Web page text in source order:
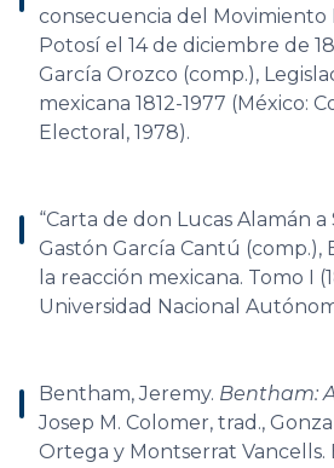
consecuencia del Movimiento
Potosí el 14 de diciembre de
García Orozco (comp.),
mexicana 1812-1977 (México:
Electoral, 1978).
“Carta de don Lucas Alamán a
Gastón García Cantú (comp.),
la reacción mexicana. Tomo I
Universidad Nacional
Bentham, Jeremy. Bentham:
Josep M. Colomer, trad.,
Ortega y Montserrat Vancells.